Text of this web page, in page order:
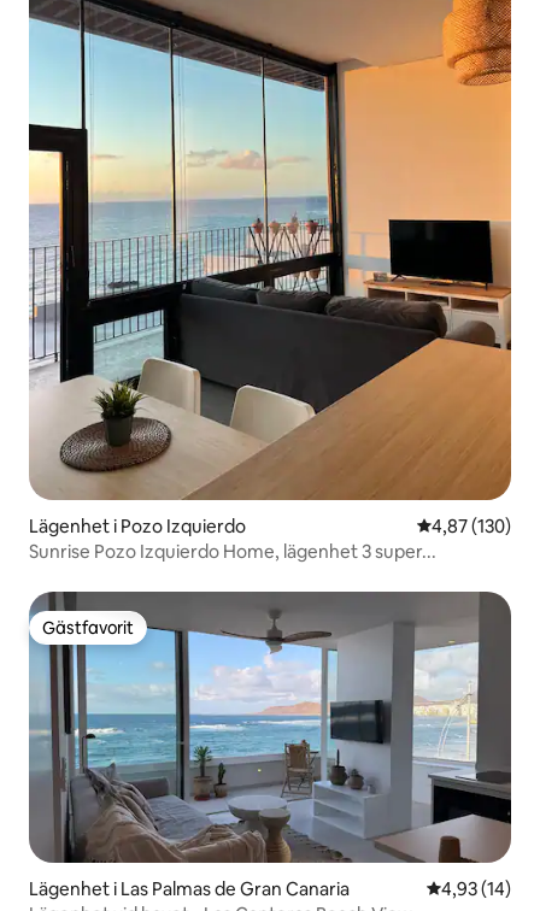
Lägenhet i Pozo Izquierdo 4,87 av 5 i
4,87 (130)
Sunrise Pozo Izquierdo Home, lägenhet 3 super...
Gästfavorit
Gästfavorit
Lägenhet i Las Palmas de Gran Canaria 4,93 av 5 i
4,93 (14)